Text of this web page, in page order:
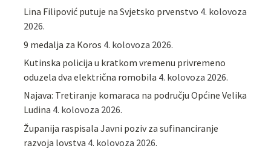
Lina Filipović putuje na Svjetsko prvenstvo 4. kolovoza
2026.
9 medalja za Koros 4. kolovoza 2026.
Kutinska policija u kratkom vremenu privremeno
oduzela dva električna romobila 4. kolovoza 2026.
Najava: Tretiranje komaraca na području Općine Velika
Ludina 4. kolovoza 2026.
Županija raspisala Javni poziv za sufinanciranje
razvoja lovstva 4. kolovoza 2026.